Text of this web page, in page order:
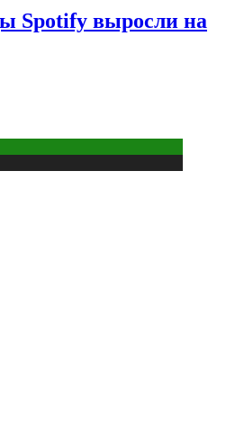
Spotify выросли на